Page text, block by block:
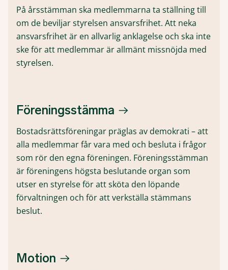
På årsstämman ska medlemmarna ta ställning till
om de beviljar styrelsen ansvarsfrihet. Att neka
ansvarsfrihet är en allvarlig anklagelse och ska inte
ske för att medlemmar är allmänt missnöjda med
styrelsen.
Föreningsstämma
Bostadsrättsföreningar präglas av demokrati – att
alla medlemmar får vara med och besluta i frågor
som rör den egna föreningen. Föreningsstämman
är föreningens högsta beslutande organ som
utser en styrelse för att sköta den löpande
förvaltningen och för att verkställa stämmans
beslut.
Motion